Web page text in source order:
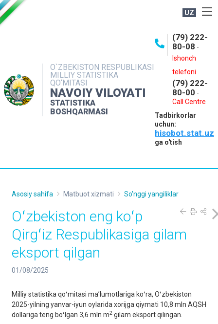
UZ
O`ZBEKISTON RESPUBLIKASI
MILLIY STATISTIKA
QO‘MITASI
NAVOIY VILOYATI
STATISTIKA
BOSHQARMASI
(79) 222-
80-08 -
Ishonch
telefoni
(79) 222-
80-00 -
Call Centre
Tadbirkorlar
uchun:
hisobot.stat.uz
ga o'tish
OCHIQ MA'LUMOTLAR
INTERAKTIV XIZMATLAR
MUROJAATLAR
Asosiy sahifa Matbuot xizmati So'nggi yangiliklar
Oʻzbekiston eng koʻp
Qirgʻiz Respublikasiga gilam
eksport qilgan
01/08/2025
Milliy statistika qoʻmitasi maʼlumotlariga koʻra, Oʻzbekiston
2025-yilning yanvar-iyun oylarida xorijga qiymati 10,8 mln AQSH
dollariga teng boʻlgan 3,6 mln m2 gilam eksport qilingan.